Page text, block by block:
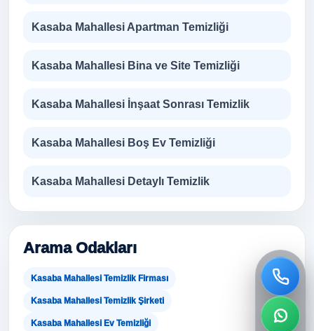
Kasaba Mahallesi Apartman Temizliği
Kasaba Mahallesi Bina ve Site Temizliği
Kasaba Mahallesi İnşaat Sonrası Temizlik
Kasaba Mahallesi Boş Ev Temizliği
Kasaba Mahallesi Detaylı Temizlik
Arama Odakları
Kasaba Mahallesi Temizlik Firması
Kasaba Mahallesi Temizlik Şirketi
Kasaba Mahallesi Ev Temizliği